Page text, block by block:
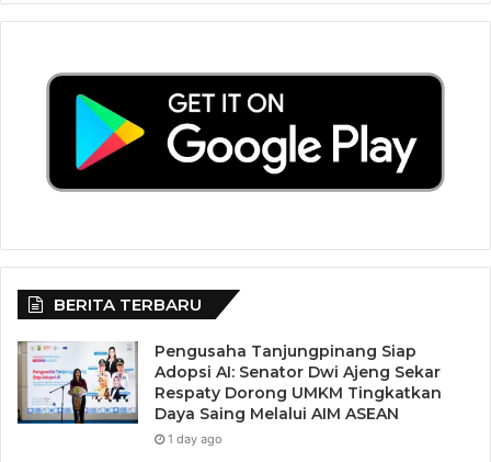
BERITA TERBARU
Pengusaha Tanjungpinang Siap
Adopsi AI: Senator Dwi Ajeng Sekar
Respaty Dorong UMKM Tingkatkan
Daya Saing Melalui AIM ASEAN
1 day ago